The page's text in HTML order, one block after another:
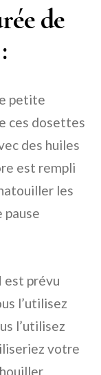
de
petite
ces dosettes
des huiles
est rempli
les
est prévu
l’utilisez
l’utilisez
votre